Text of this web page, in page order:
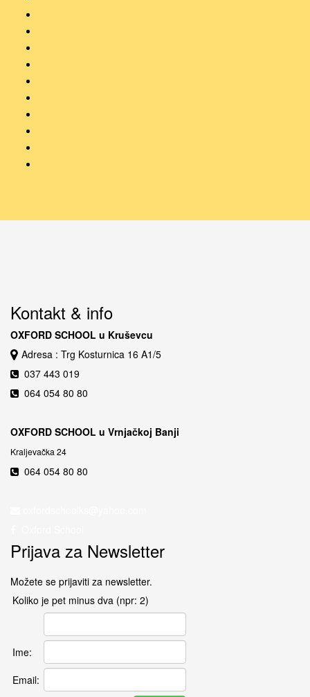
Kontakt & info
OXFORD SCHOOL u Kruševcu
Adresa : Trg Kosturnica 16 A1/5
037 443 019
064 054 80 80
OXFORD SCHOOL u Vrnjačkoj Banji
Kraljevačka 24
064 054 80 80
Prijava za Newsletter
Možete se prijaviti za newsletter.
Koliko je pet minus dva (npr: 2)
Ime:
Email: